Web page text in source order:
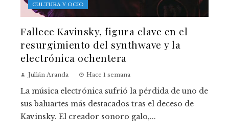
CULTURA Y OCIO
Fallece Kavinsky, figura clave en el
resurgimiento del synthwave y la
electrónica ochentera
Julián Aranda Hace 1 semana
La música electrónica sufrió la pérdida de uno de
sus baluartes más destacados tras el deceso de
Kavinsky. El creador sonoro galo,...